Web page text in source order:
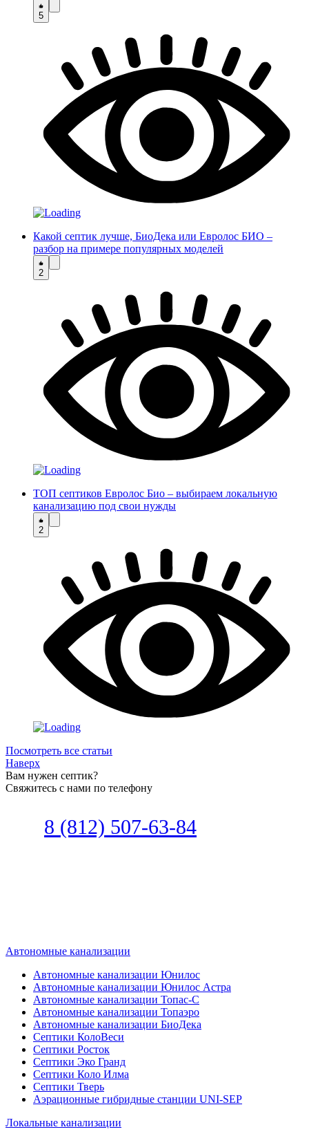
5
Какой септик лучше, БиоДека или Евролос БИО –
разбор на примере популярных моделей
2
ТОП септиков Евролос Био – выбираем локальную
канализацию под свои нужды
2
Посмотреть все статьи
Наверх
Вам нужен септик?
Свяжитесь с нами по телефону
8 (812) 507-63-84
Автономные канализации
Автономные канализации Юнилос
Автономные канализации Юнилос Астра
Автономные канализации Топас-С
Автономные канализации Топаэро
Автономные канализации БиоДека
Септики КолоВеси
Септики Росток
Септики Эко Гранд
Септики Коло Илма
Септики Тверь
Аэрационные гибридные станции UNI-SEP
Локальные канализации